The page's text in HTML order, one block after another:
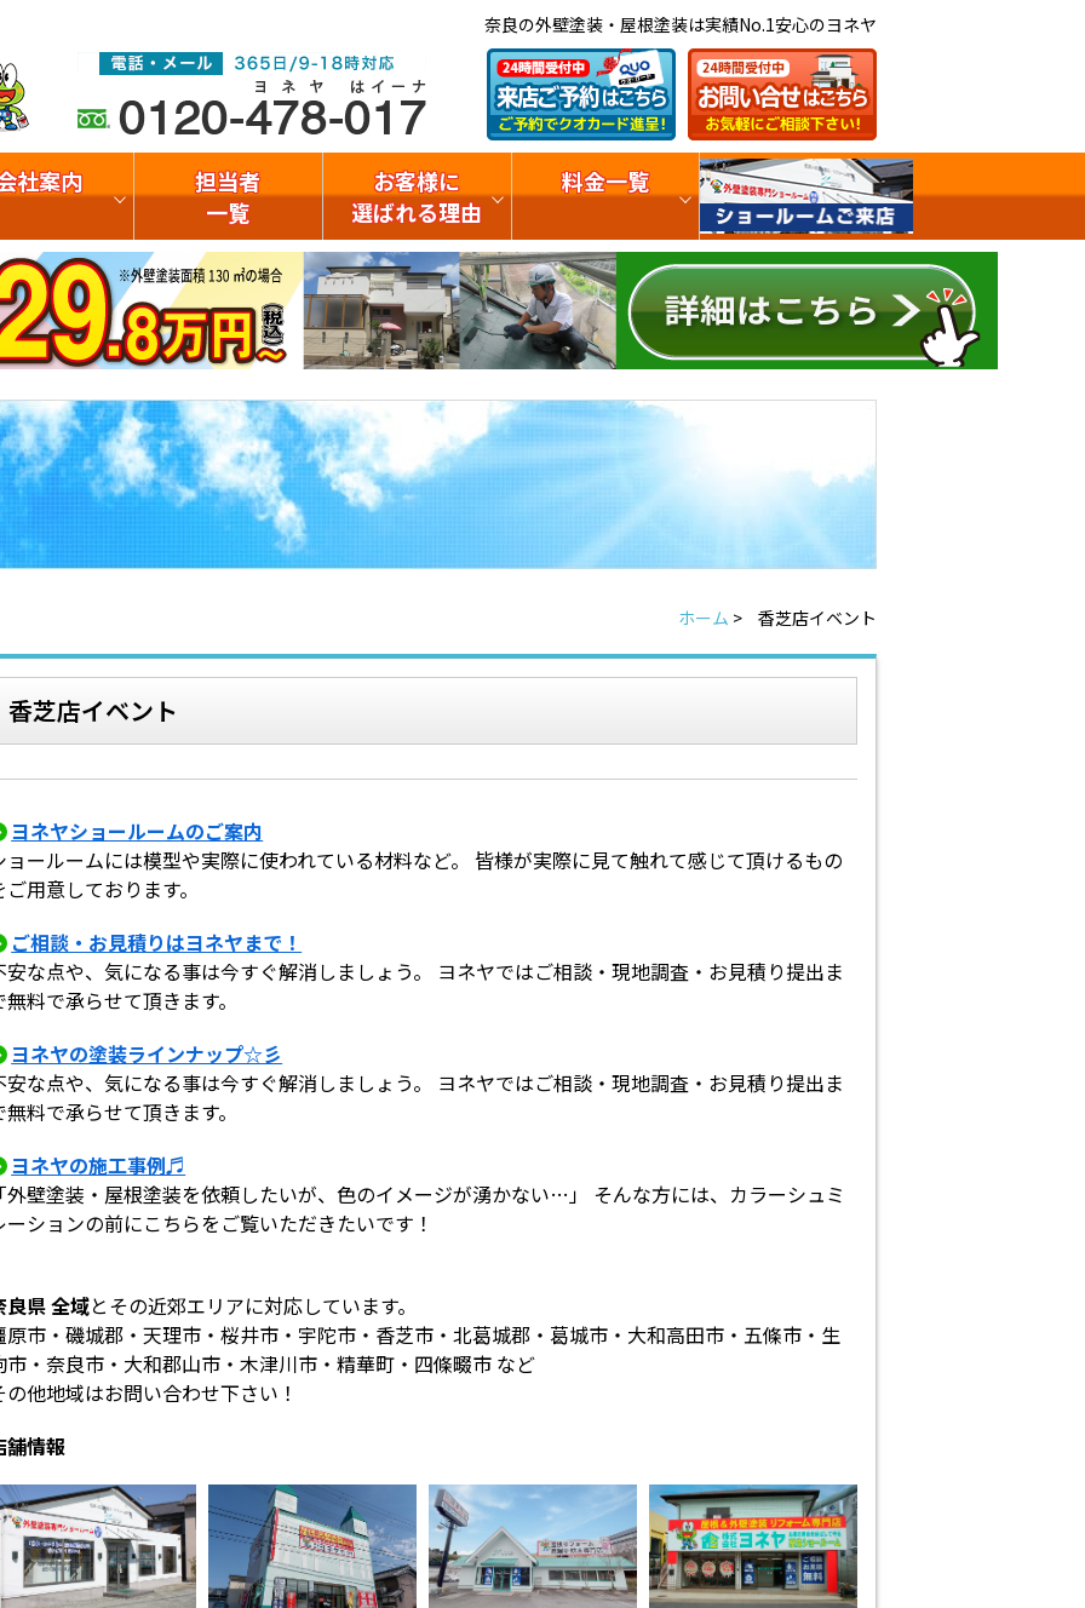
奈良の外壁塗装・屋根塗装は実績No.1安心のヨネヤ
社案内
担当者
一覧
お客様に
選ばれる理由
料金一覧
ホーム > 香芝店イベント
香芝店イベント
ヨネヤショールームのご案内
ョールームには模型や実際に使われている材料など。 皆様が実際に見て触れて感じて頂けるもの
ご用意しております。
ご相談・お見積りはヨネヤまで！
安な点や、気になる事は今すぐ解消しましょう。 ヨネヤではご相談・現地調査・お見積り提出ま
無料で承らせて頂きます。
ヨネヤの塗装ラインナップ☆彡
安な点や、気になる事は今すぐ解消しましょう。 ヨネヤではご相談・現地調査・お見積り提出ま
無料で承らせて頂きます。
ヨネヤの施工事例♬
外壁塗装・屋根塗装を依頼したいが、色のイメージが湧かない…」 そんな方には、カラーシュミ
ーションの前にこちらをご覧いただきたいです！
良県 全域とその近郊エリアに対応しています。
原市・磯城郡・天理市・桜井市・宇陀市・香芝市・北葛城郡・葛城市・大和高田市・五條市・生
市・奈良市・大和郡山市・木津川市・精華町・四條畷市 など
の他地域はお問い合わせ下さい！
舗情報